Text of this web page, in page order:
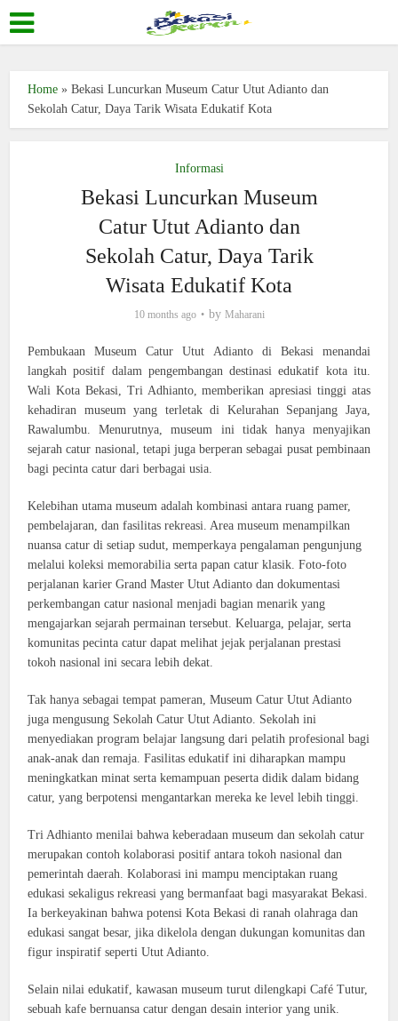
Home »Bekasi Luncurkan Museum Catur Utut Adianto dan
Sekolah Catur, Daya Tarik Wisata Edukatif Kota
Informasi
Bekasi Luncurkan Museum
Catur Utut Adianto dan
Sekolah Catur, Daya Tarik
Wisata Edukatif Kota
10 months ago by Maharani
Pembukaan Museum Catur Utut Adianto di Bekasi menandai
langkah positif dalam pengembangan destinasi edukatif kota itu.
Wali Kota Bekasi, Tri Adhianto, memberikan apresiasi tinggi atas
kehadiran museum yang terletak di Kelurahan Sepanjang Jaya,
Rawalumbu. Menurutnya, museum ini tidak hanya menyajikan
sejarah catur nasional, tetapi juga berperan sebagai pusat pembinaan
bagi pecinta catur dari berbagai usia.
Kelebihan utama museum adalah kombinasi antara ruang pamer,
pembelajaran, dan fasilitas rekreasi. Area museum menampilkan
nuansa catur di setiap sudut, memperkaya pengalaman pengunjung
melalui koleksi memorabilia serta papan catur klasik. Foto-foto
perjalanan karier Grand Master Utut Adianto dan dokumentasi
perkembangan catur nasional menjadi bagian menarik yang
mengajarkan sejarah permainan tersebut. Keluarga, pelajar, serta
komunitas pecinta catur dapat melihat jejak perjalanan prestasi
tokoh nasional ini secara lebih dekat.
Tak hanya sebagai tempat pameran, Museum Catur Utut Adianto
juga mengusung Sekolah Catur Utut Adianto. Sekolah ini
menyediakan program belajar langsung dari pelatih profesional bagi
anak-anak dan remaja. Fasilitas edukatif ini diharapkan mampu
meningkatkan minat serta kemampuan peserta didik dalam bidang
catur, yang berpotensi mengantarkan mereka ke level lebih tinggi.
Tri Adhianto menilai bahwa keberadaan museum dan sekolah catur
merupakan contoh kolaborasi positif antara tokoh nasional dan
pemerintah daerah. Kolaborasi ini mampu menciptakan ruang
edukasi sekaligus rekreasi yang bermanfaat bagi masyarakat Bekasi.
Ia berkeyakinan bahwa potensi Kota Bekasi di ranah olahraga dan
edukasi sangat besar, jika dikelola dengan dukungan komunitas dan
figur inspiratif seperti Utut Adianto.
Selain nilai edukatif, kawasan museum turut dilengkapi Café Tutur,
sebuah kafe bernuansa catur dengan desain interior yang unik.